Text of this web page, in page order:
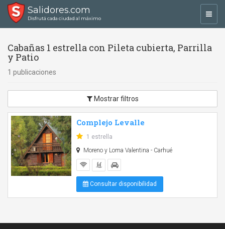
Salidores.com
Disfrutá cada ciudad al máximo
Cabañas 1 estrella con Pileta cubierta, Parrilla
y Patio
1 publicaciones
Mostrar filtros
Complejo Levalle
1 estrella
Moreno y Loma Valentina - Carhué
Consultar disponibilidad